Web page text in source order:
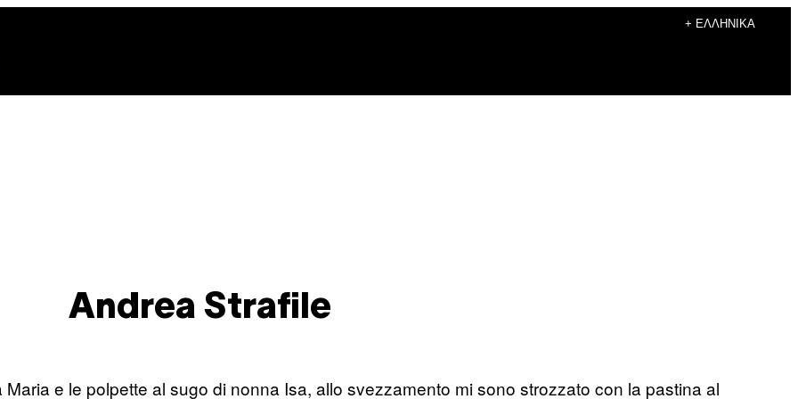
+ ΕΛΛΗΝΙΚΆ
Andrea Strafile
e le polpette al sugo di nonna Isa, allo svezzamento mi sono strozzato con la pastina al